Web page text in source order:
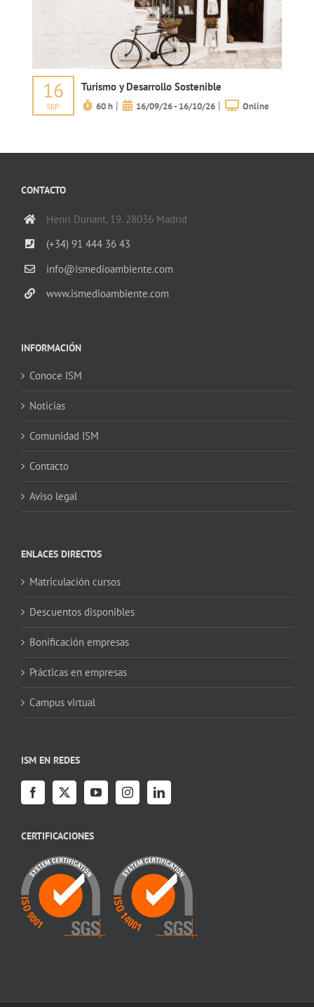
16
SEP
Turismo y Desarrollo Sostenible
60 h| 16/09/26 - 16/10/26| Online
CONTACTO
Henri Dunant, 19. 28036 Madrid
(+34) 91 444 36 43
info@ismedioambiente.com
www.ismedioambiente.com
INFORMACIÓN
Conoce ISM
Noticias
Comunidad ISM
Contacto
Aviso legal
ENLACES DIRECTOS
Matriculación cursos
Descuentos disponibles
Bonificación empresas
Prácticas en empresas
Campus virtual
ISM EN REDES
CERTIFICACIONES